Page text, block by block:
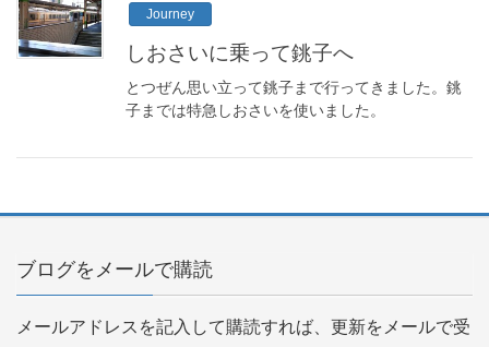
Journey
しおさいに乗って銚子へ
とつぜん思い立って銚子まで行ってきました。銚
子までは特急しおさいを使いました。
ブログをメールで購読
メールアドレスを記入して購読すれば、更新をメールで受